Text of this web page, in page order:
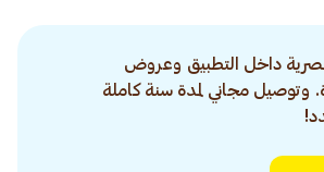
داخل التطبيق وعروض
مجاني لمدة سنة كاملة